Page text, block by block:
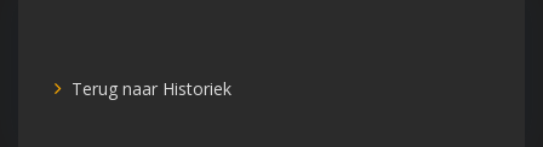
Terug naar Historiek